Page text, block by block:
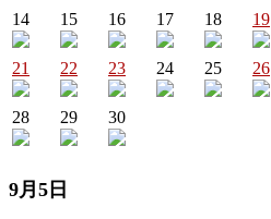
14 15 16 17 18 19
21 22 23 24 25 26
28 29 30
9月5日